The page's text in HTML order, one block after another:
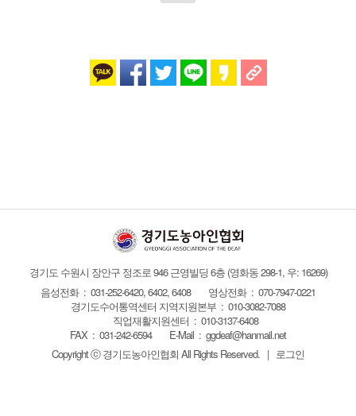
경기도 수원시 장안구 정조로 946 근영빌딩 6층 (영화동 298-1, 우: 16269)
음성전화 : 031-252-6420, 6402, 6408
영상전화 : 070-7947-0221
경기도수어통역센터 지역지원본부 : 010-3082-7088
직업재활지원센터 : 010-3137-6408
FAX : 031-242-6594 E-Mail :ggdeaf@hanmail.net
Copyright ⓒ 경기도농아인협회 All Rights Reserved. | 로그인